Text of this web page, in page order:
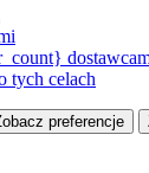
tych celach
preferencje